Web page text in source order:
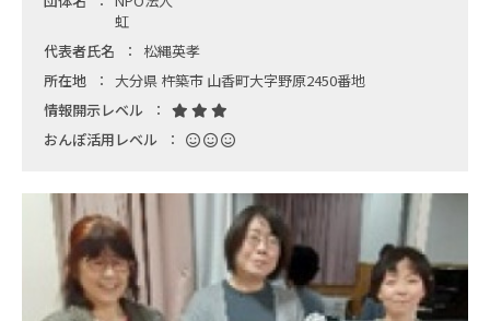
虹
代表者氏名
松縄英孝
所在地
大分県 杵築市 山香町大字野原2450番地
情報開示レベル
おんぽ活用レベル